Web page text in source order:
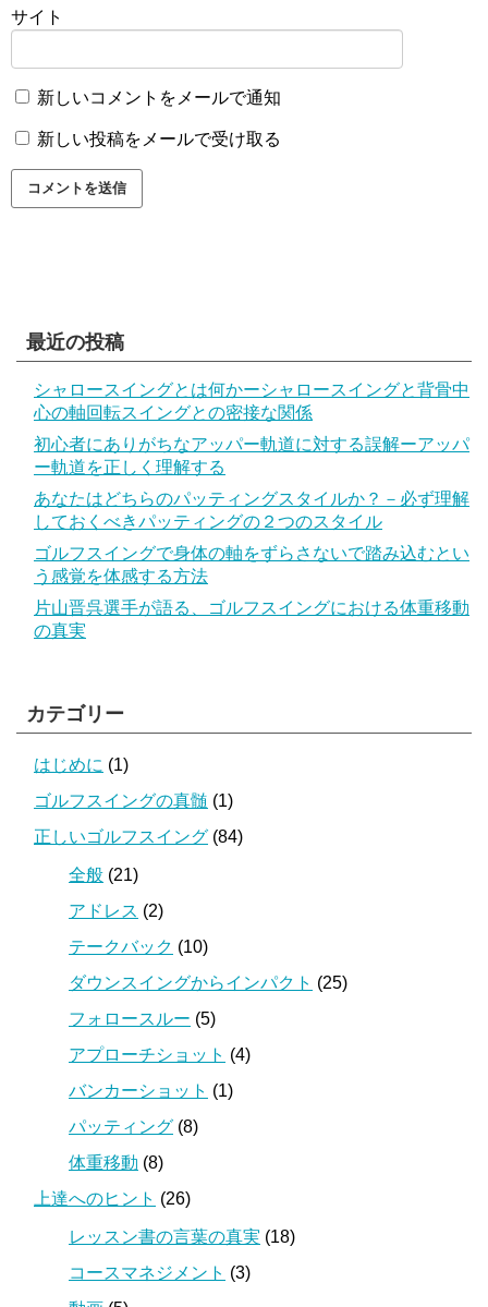
サイト
新しいコメントをメールで通知
新しい投稿をメールで受け取る
最近の投稿
シャロースイングとは何かーシャロースイングと背骨中
心の軸回転スイングとの密接な関係
初心者にありがちなアッパー軌道に対する誤解ーアッパ
ー軌道を正しく理解する
あなたはどちらのパッティングスタイルか？－必ず理解
しておくべきパッティングの２つのスタイル
ゴルフスイングで身体の軸をずらさないで踏み込むとい
う感覚を体感する方法
片山晋呉選手が語る、ゴルフスイングにおける体重移動
の真実
カテゴリー
はじめに (1)
ゴルフスイングの真髄 (1)
正しいゴルフスイング (84)
全般 (21)
アドレス (2)
テークバック (10)
ダウンスイングからインパクト (25)
フォロースルー (5)
アプローチショット (4)
バンカーショット (1)
パッティング (8)
体重移動 (8)
上達へのヒント (26)
レッスン書の言葉の真実 (18)
コースマネジメント (3)